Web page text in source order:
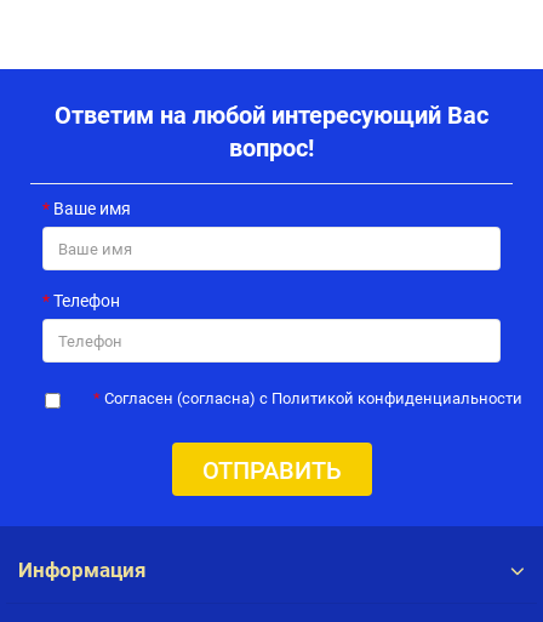
Ответим на любой интересующий Вас
вопрос!
Ваше имя
Телефон
Согласен (согласна) с Политикой конфиденциальности
ОТПРАВИТЬ
Информация